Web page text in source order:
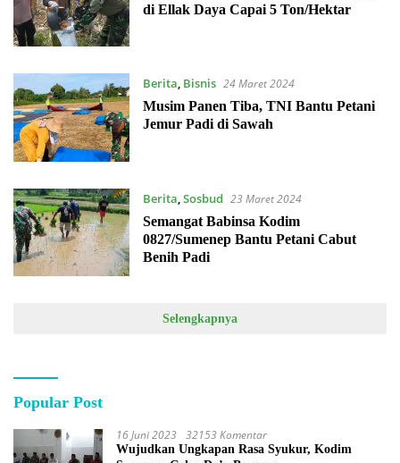
di Ellak Daya Capai 5 Ton/Hektar
Berita, Bisnis 24 Maret 2024
Musim Panen Tiba, TNI Bantu Petani
Jemur Padi di Sawah
Berita,Sosbud 23 Maret 2024
Semangat Babinsa Kodim
0827/Sumenep Bantu Petani Cabut
Benih Padi
Selengkapnya
Popular Post
16 Juni 2023 32153 Komentar
Wujudkan Ungkapan Rasa Syukur, Kodim